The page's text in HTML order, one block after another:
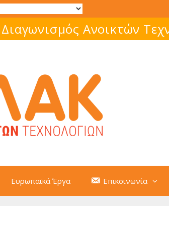
Ανοικτών
Ευρωπαϊκά Έργα Επικοινωνία